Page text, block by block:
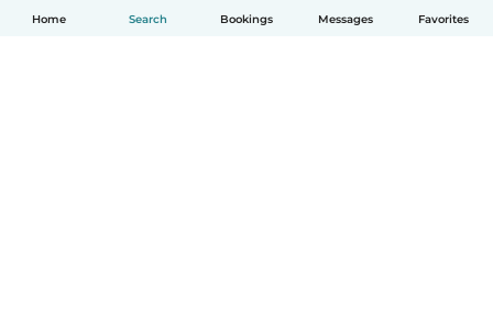
Home Search Bookings Messages Favorites